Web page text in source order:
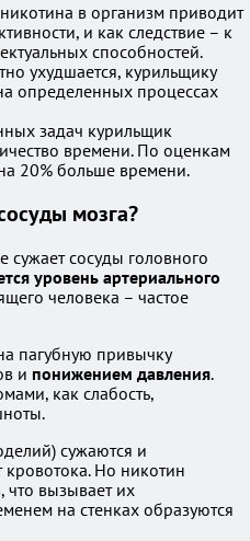
в организм приводит
и как следствие – к
способностей.
ухудшается, курильщику
определенных процессах
задач курильщик
времени. По оценкам
20% больше времени.
мозга?
сужает сосуды головного
уровень артериального
человека – частое
пагубную привычку
и понижением давления.
как слабость,
сужаются и
кровотока. Но никотин
что вызывает их
на стенках образуются